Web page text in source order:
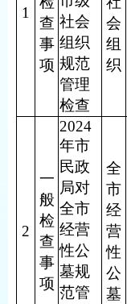
1
查
事
项
社会
组织
规范
管理
检查
会
组
织
2
一
般
检
查
事
项
2024
年市
民政
局对
全市
经营
性公
墓规
范管
全
市
经
营
性
公
墓